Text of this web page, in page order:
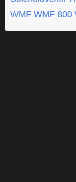
WMF WMF 800